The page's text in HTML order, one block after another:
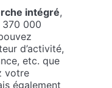
intégré,
370 000
d’activité,
etc. que
votre
également